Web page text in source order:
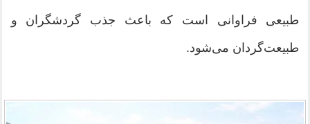
طبیعی فراوانی است که باعث جذب گردشگران و
طبیعت‌گردان می‌شود.